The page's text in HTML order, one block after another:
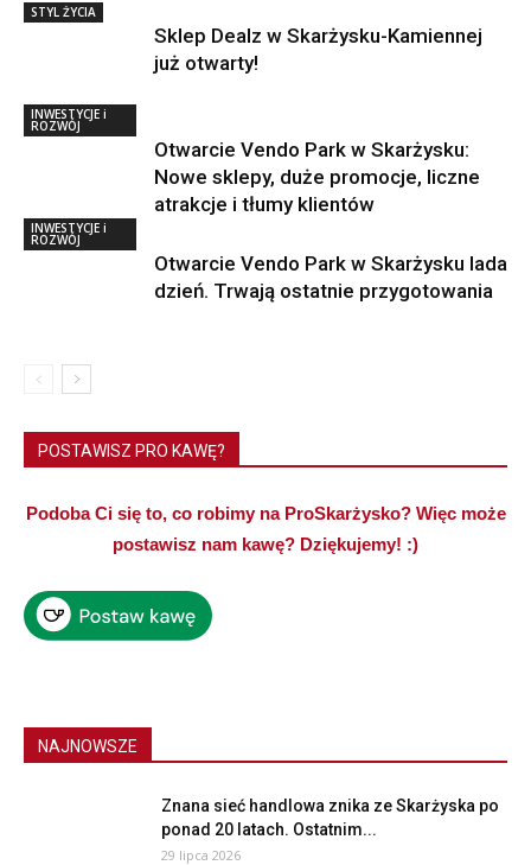
STYL ŻYCIA
Sklep Dealz w Skarżysku-Kamiennej
już otwarty!
INWESTYCJE i
ROZWÓJ
Otwarcie Vendo Park w Skarżysku:
Nowe sklepy, duże promocje, liczne
atrakcje i tłumy klientów
INWESTYCJE i
ROZWÓJ
Otwarcie Vendo Park w Skarżysku lada
dzień. Trwają ostatnie przygotowania
POSTAWISZ PRO KAWĘ?
Podoba Ci się to, co robimy na ProSkarżysko? Więc może
postawisz nam kawę? Dziękujemy! :)
NAJNOWSZE
Znana sieć handlowa znika ze Skarżyska po
ponad 20 latach. Ostatnim...
29 lipca 2026